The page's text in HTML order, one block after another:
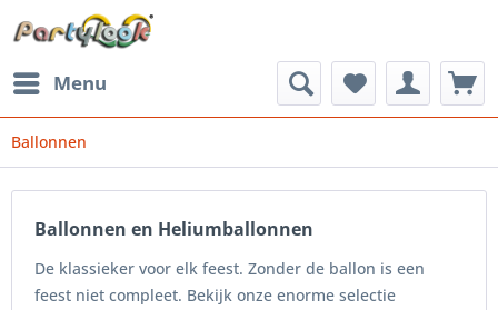
Menu
Ballonnen
Ballonnen en Heliumballonnen
De klassieker voor elk feest. Zonder de ballon is een
feest niet compleet. Bekijk onze enorme selectie